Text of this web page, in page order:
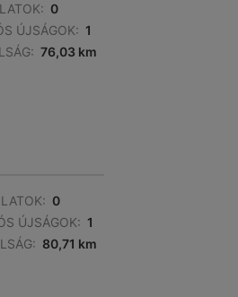
0
ÚJSÁGOK: 1
76,03 km
0
ÚJSÁGOK: 1
80,71 km